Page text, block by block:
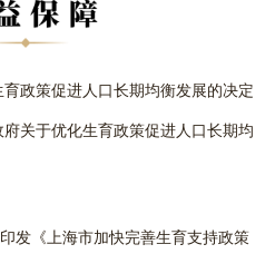
政策促进人口长期均衡发展的决定
关于优化生育政策促进人口长期均
发《上海市加快完善生育支持政策